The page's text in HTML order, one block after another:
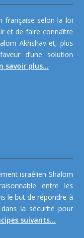
française selon la loi
et de faire connaître
Akhshav et, plus
d’une solution
savoir plus...
israélien Shalom
entre les
le but de répondre à
la sécurité pour
suivants...